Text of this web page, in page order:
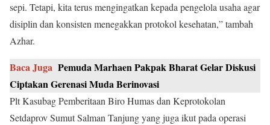
sepi. Tetapi, kita terus mengingatkan kepada pengelola usaha agar
disiplin dan konsisten menegakkan protokol kesehatan,” tambah
Azhar.
Baca Juga Pemuda Marhaen Pakpak Bharat Gelar Diskusi
Ciptakan Gerenasi Muda Berinovasi
Plt Kasubag Pemberitaan Biro Humas dan Keprotokolan
Setdaprov Sumut Salman Tanjung yang juga ikut pada operasi